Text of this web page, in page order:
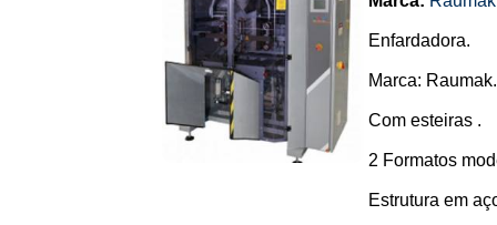
Enfardadora.
Marca: Raumak.
Com esteiras .
2 Formatos
Estrutura em